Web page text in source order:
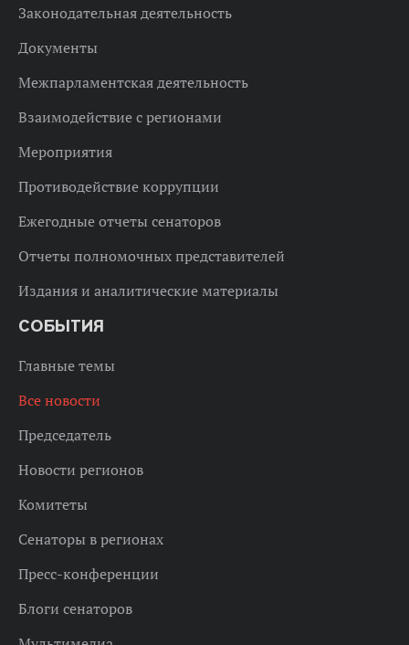
Законодательная деятельность
Документы
Межпарламентская деятельность
Взаимодействие с регионами
Мероприятия
Противодействие коррупции
Ежегодные отчеты сенаторов
Отчеты полномочных представителей
Издания и аналитические материалы
СОБЫТИЯ
Главные темы
Все новости
Председатель
Новости регионов
Комитеты
Сенаторы в регионах
Пресс-конференции
Блоги сенаторов